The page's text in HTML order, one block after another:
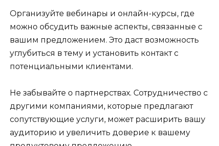
Организуйте вебинары и онлайн-курсы, где
можно обсудить важные аспекты, связанные с
вашим предложением. Это даст возможность
углубиться в тему и установить контакт с
потенциальными клиентами.
Не забывайте о партнерствах. Сотрудничество с
другими компаниями, которые предлагают
сопутствующие услуги, может расширить вашу
аудиторию и увеличить доверие к вашему